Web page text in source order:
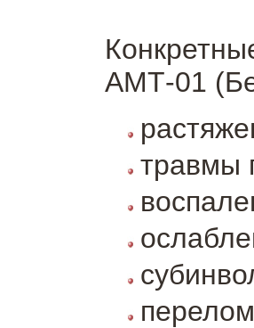
АМТ-01
травмы